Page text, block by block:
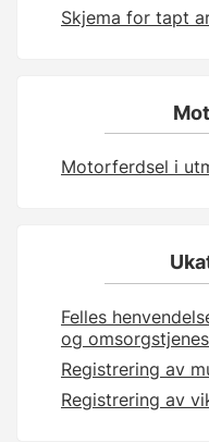
Skjema for tapt
Motorferdsel i
Felles
og
Registrering av
Registrering av